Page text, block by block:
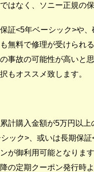
はなく、ソニー正規の
証<5年ベーシック>や、
無料で修理が受けられ
事故の可能性が高いと
もオススメ致します。
計購入金額が5万円以上
ック>、或いは長期保
が御利用可能となります
の定期クーポン発行時よ